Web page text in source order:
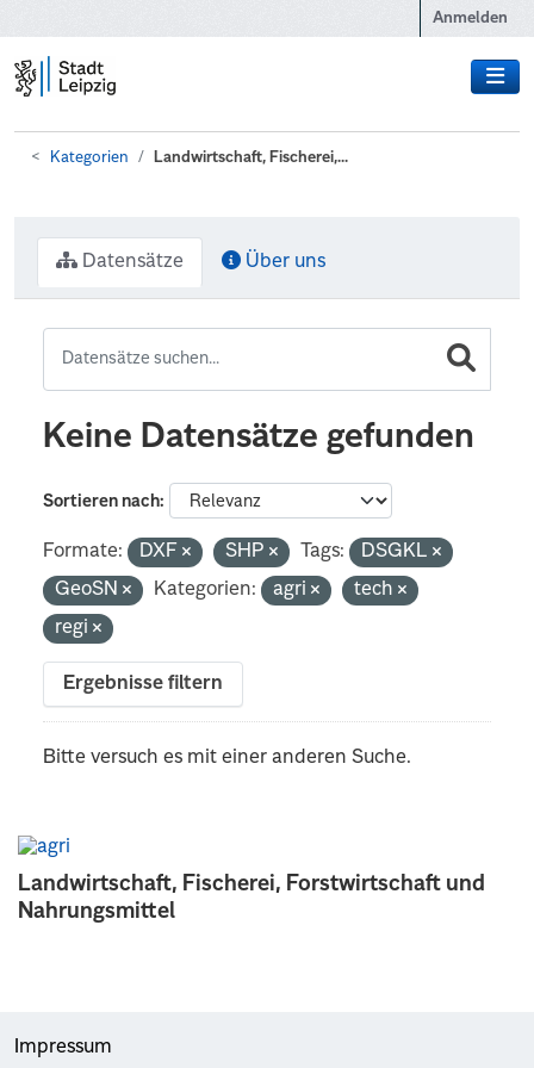
Anmelden
Kategorien Landwirtschaft, Fischerei,...
Landwirtschaft, Fischerei, Forstwirtschaft und
Nahrungsmittel
Datensätze Über uns
Keine Datensätze gefunden
Sortieren nach
Formate: DXF SHP Tags:
DSGKL
GeoSN
Kategorien: agri
tech
regi
Ergebnisse filtern
Bitte versuch es mit einer anderen Suche.
Impressum